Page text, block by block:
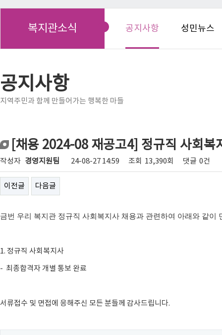
복지관소식 공지사항 성민뉴스
공지사항
지역주민과 함께 만들어가는 행복한 마들
[채용 2024-08 재공고4] 정규직 사회복
작성자 경영지원팀 24-08-27 14:59 조회 13,390회 댓글 0건
이전글 다음글
금번 우리 복지관 정규직 사회복지사 채용과 관련하여 아래와 같이
1. 정규직 사회복지사
- 최종합격자 개별 통보 완료
서류접수 및 면접에 응해주신 모든 분들께 감사드립니다.